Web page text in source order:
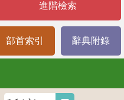
進階檢索
部首索引 辭典附錄